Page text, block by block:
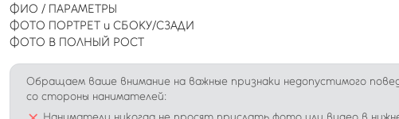
ФИО / ПАРАМЕТРЫ
ФОТО ПОРТРЕТ и СБОКУ/СЗАДИ
ФОТО В ПОЛНЫЙ РОСТ
Обращаем ваше внимание на важные признаки недопустимого
со стороны нанимателей: